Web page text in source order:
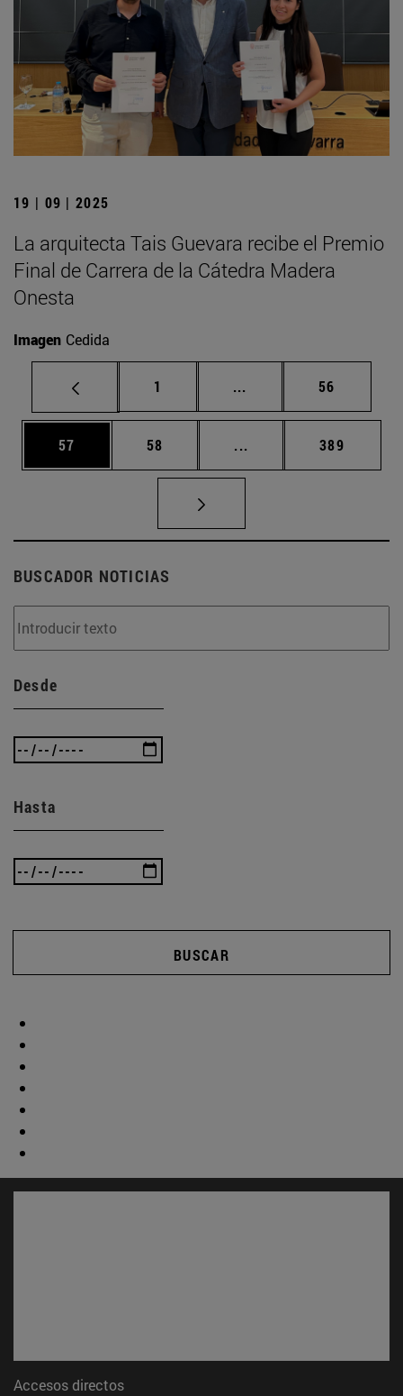
19 | 09 | 2025
La arquitecta Tais Guevara recibe el Premio
Final de Carrera de la Cátedra Madera
Onesta
Imagen Cedida
Página
1 ... Páginas intermedias
Página
56
Página
57 Página
58 ... Páginas intermedias
Página
389
BUSCADOR NOTICIAS
Desde
Hasta
BUSCAR
Accesos directos